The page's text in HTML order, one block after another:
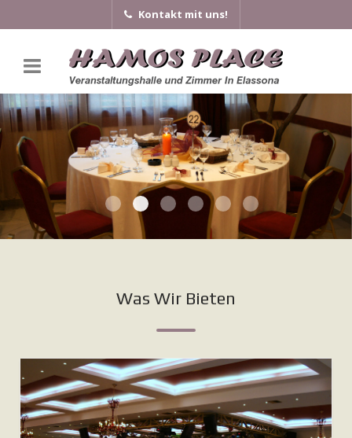
Kontakt mit uns!
Was Wir Bieten